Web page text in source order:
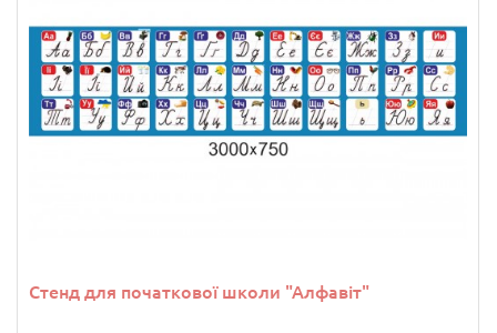
Стенд для початкової школи "Алфавіт"